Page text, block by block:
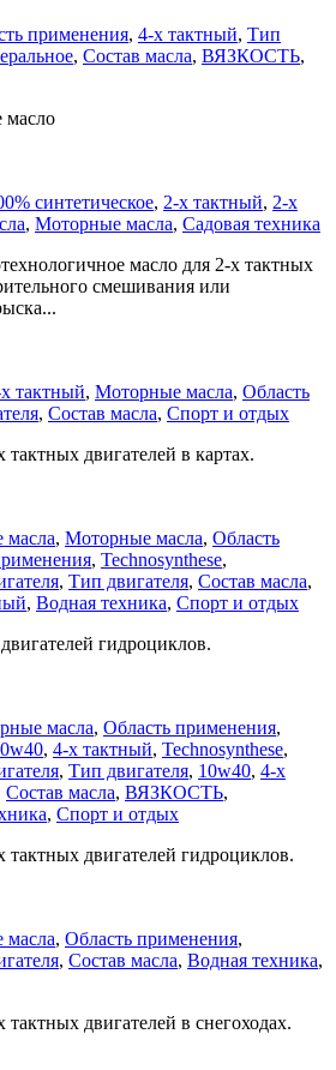
применения, 4-х тактный, Тип
, Состав масла, ВЯЗКОСТЬ,
масло
синтетическое, 2-х тактный, 2-х
, Моторные масла, Садовая техника
масло для 2-х тактных
смешивания или
тактный, Моторные масла, Область
, Состав масла, Спорт и отдых
двигателей в картах.
, Моторные масла, Область
, Technosynthese,
, Тип двигателя, Состав масла,
, Водная техника, Спорт и отдых
гидроциклов.
масла, Область применения,
, 4-х тактный, Technosynthese,
, Тип двигателя, 10w40, 4-х
Состав масла, ВЯЗКОСТЬ,
, Спорт и отдых
двигателей гидроциклов.
, Область применения,
, Состав масла, Водная техника,
двигателей в снегоходах.